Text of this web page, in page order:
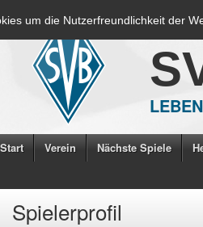
um die Nutzerfreundlichkeit der
Start Verein Nächste Spiele
Spielerprofil